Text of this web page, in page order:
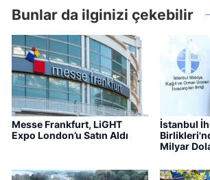
Bunlar da ilginizi çekebilir
Messe Frankfurt, LiGHT
Expo London’u Satın Aldı
İstanbul
Milyar